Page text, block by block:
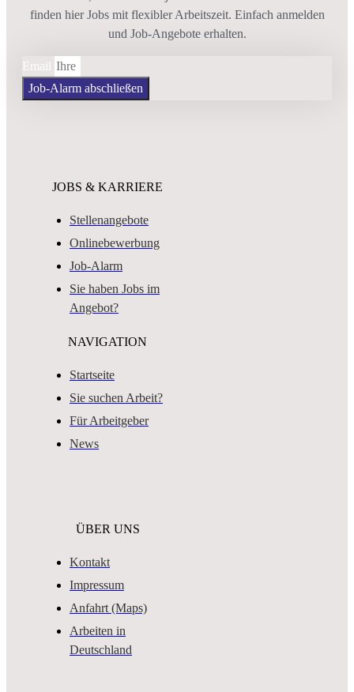
finden hier Jobs mit flexibler Arbeitszeit. Einfach anmelden
und Job-Angebote erhalten.
Email
Job-Alarm abschließen
JOBS & KARRIERE
Stellenangebote
Onlinebewerbung
Job-Alarm
Sie haben Jobs im
Angebot?
NAVIGATION
Startseite
Sie suchen Arbeit?
Für Arbeitgeber
News
ÜBER UNS
Kontakt
Impressum
Anfahrt (Maps)
Arbeiten in
Deutschland